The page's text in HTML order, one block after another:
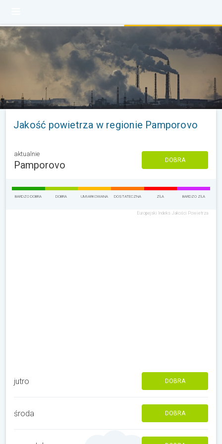
Jakość powietrza w regionie Pamporovo
aktualnie
Pamporovo DOBRA
BARDZO DOBRA DOBRA UMIARKOWANA DOSTATECZNA ZŁA BARDZO ZŁA
Europejski Indeks Jakości Powietrza
jutro DOBRA
środa DOBRA